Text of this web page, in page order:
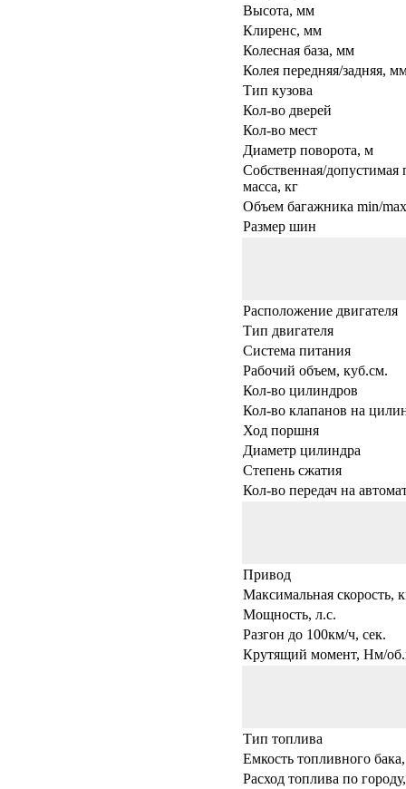
Высота, мм
Клиренс, мм
Колесная база, мм
Колея передняя/задняя,
Тип кузова
Кол-во дверей
Кол-во мест
Диаметр поворота, м
Собственная/допустимая
масса, кг
Объем багажника min/
Размер шин
Расположение двигателя
Тип двигателя
Система питания
Рабочий объем, куб.см.
Кол-во цилиндров
Кол-во клапанов на
Ход поршня
Диаметр цилиндра
Степень сжатия
Кол-во передач на
Привод
Максимальная скорость,
Мощность, л.с.
Разгон до 100км/ч, сек.
Крутящий момент, Нм/
Тип топлива
Емкость топливного
Расход топлива по